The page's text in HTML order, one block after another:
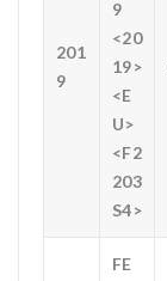
201
9
9
<20
19>
<E
U>
<F2
203
S4>
FE